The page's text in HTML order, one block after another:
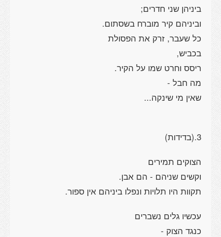
ביניהן שני חדרים;
וביניהם קיר מוברח בשסתום.
כל שעבר, זרק את הפסולת
בכביש,
ריסס וחרט שמו על הקיר.
מה חבל -
שאין מי שינקה...
3.(בדידות)
הצוקים תמירים
וקשים שניהם - הם אבן.
תקוות היו תלויות ונפלו ביניהם אין ספור.
עכשיו גלים נשברים
כנגד הצוק -